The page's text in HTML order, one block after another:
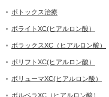
ボトックス治療
ボライトXC(ヒアルロン酸）
ボラックスXC（ヒアルロン酸）
ボリフトXC(ヒアルロン酸）
ボリューマXC(ヒアルロン酸）
ボルベラXC（ヒアルロン酸）